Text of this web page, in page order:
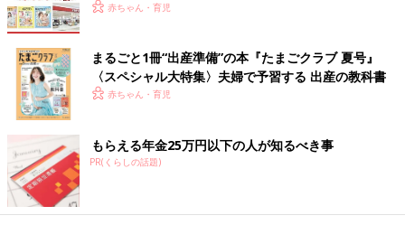
赤ちゃん・育児
まるごと1冊“出産準備”の本『たまごクラブ 夏号』
〈スペシャル大特集〉夫婦で予習する 出産の教科書
赤ちゃん・育児
もらえる年金25万円以下の人が知るべき事
PR(くらしの話題)